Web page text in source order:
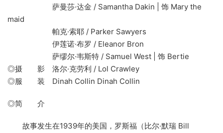
萨曼莎·达金 / Samantha Dakin | 饰 Mary the
maid
帕克·索耶 / Parker Sawyers
伊莲诺·布罗 / Eleanor Bron
萨缪尔·韦斯特 / Samuel West | 饰 Bertie
◎摄 影 洛尔·克劳利 / Lol Crawley
◎服 装 Dinah Collin Dinah Collin
◎简 介
故事发生在1939年的美国，罗斯福（比尔·默瑞 Bill